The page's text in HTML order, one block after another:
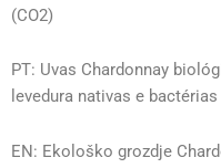
(CO2)
PT: Uvas Chardonnay
levedura nativas e
EN: Ekološko grozdje